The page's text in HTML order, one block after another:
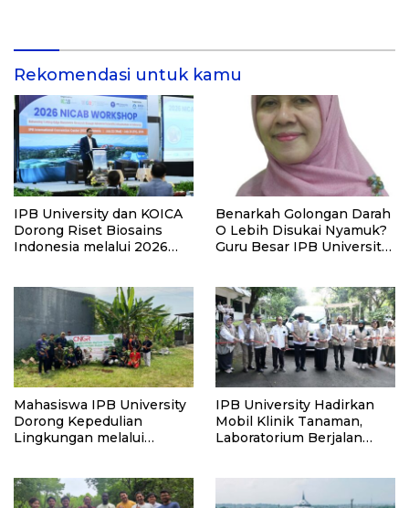
Rekomendasi untuk kamu
IPB University dan KOICA
Dorong Riset Biosains
Indonesia melalui 2026
Benarkah Golongan Darah
O Lebih Disukai Nyamuk?
Guru Besar IPB University
Mahasiswa IPB University
Dorong Kepedulian
Lingkungan melalui
IPB University Hadirkan
Mobil Klinik Tanaman,
Laboratorium Berjalan